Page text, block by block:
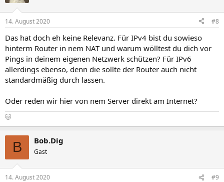
14. August 2020 #8
Das hat doch eh keine Relevanz. Für IPv4 bist du sowieso
hinterm Router in nem NAT und warum wölltest du dich vor
Pings in deinem eigenen Netzwerk schützen? Für IPv6
allerdings ebenso, denn die sollte der Router auch nicht
standardmäßig durch lassen.
Oder reden wir hier von nem Server direkt am Internet?
🐱
B Bob.Dig
Gast
14. August 2020 #9